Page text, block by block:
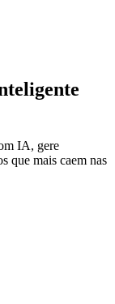
IA, gere
que mais caem nas